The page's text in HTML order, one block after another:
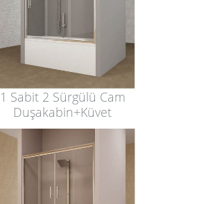
1 Sabit 2 Sürgülü Cam
Duşakabin+Küvet